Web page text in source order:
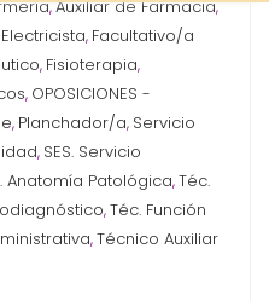
,Auxiliar de Farmacia,
Electricista, Facultativo/a
, Fisioterapia,
, OPOSICIONES -
, Planchador/a, Servicio
, SES. Servicio
Anatomía Patológica,Téc.
,Téc. Función
,Técnico Auxiliar